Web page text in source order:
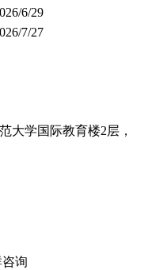
6/29
7/27
大学国际教育楼2层，
询